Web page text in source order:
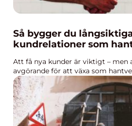
Så bygger du
kundrelationer som
Att få nya kunder är viktigt – men
avgörande för att växa som